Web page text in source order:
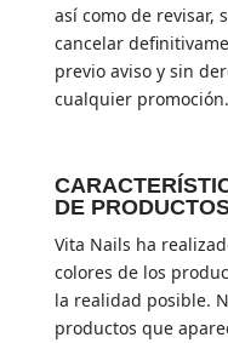
así como de revisar,
cancelar
previo aviso y sin
cualquier promoción.
DE
Vita Nails ha
colores de los
la realidad posible.
productos que